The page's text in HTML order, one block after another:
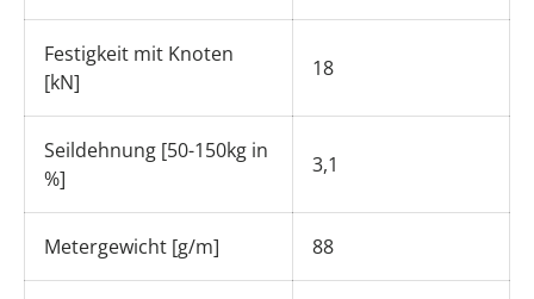
Festigkeit mit Knoten
[kN]
18
Seildehnung [50-150kg in
%]
3,1
Metergewicht [g/m] 88